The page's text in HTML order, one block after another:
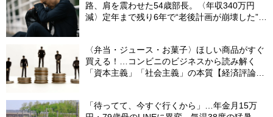
路、肩を震わせた54歳部長。〈年収340万円
減〉定年まで残り6年で“老後計画が崩壊した”ワ
〈弁当・ジュース・お菓子〉ほしい商品がすぐ
買える！…コンビニのビジネスから読み解く
「資本主義」「社会主義」の本質【経済評論家
「待ってて、今すぐ行くから」…年金月15万